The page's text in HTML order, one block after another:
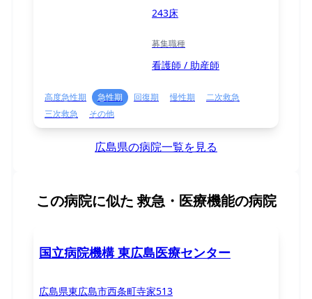
243床
募集職種
看護師 / 助産師
高度急性期 急性期 回復期 慢性期
二次救急
三次救急
その他
広島県の病院一覧を見る
この病院に似た 救急・医療機能の病院
国立病院機構 東広島医療センター
広島県東広島市西条町寺家513